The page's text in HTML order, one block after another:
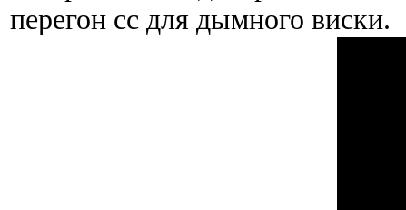
перегон сс для дымного виски.